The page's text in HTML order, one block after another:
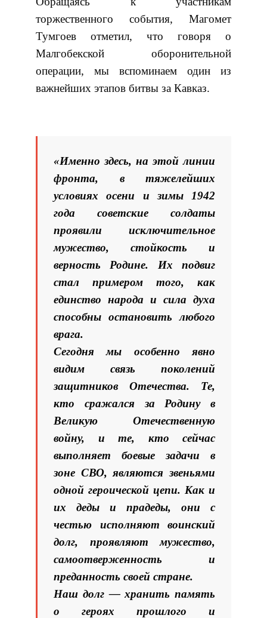
торжественного события, Магомет
Тумгоев отметил, что говоря о
Малгобекской оборонительной
операции, мы вспоминаем один из
важнейших этапов битвы за Кавказ.
«Именно здесь, на этой линии
фронта, в тяжелейших
условиях осени и зимы 1942
года советские солдаты
проявили исключительное
мужество, стойкость и
верность Родине. Их подвиг
стал примером того, как
единство народа и сила духа
способны остановить любого
врага.
Сегодня мы особенно явно
видим связь поколений
защитников Отечества. Те,
кто сражался за Родину в
Великую Отечественную
войну, и те, кто сейчас
выполняет боевые задачи в
зоне СВО, являются звеньями
одной героической цепи. Как и
их деды и прадеды, они с
честью исполняют воинский
долг, проявляют мужество,
самоотверженность и
преданность своей стране.
Наш долг — хранить память
о героях прошлого и